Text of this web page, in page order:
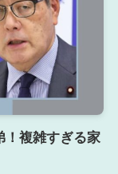
！複雑すぎる家